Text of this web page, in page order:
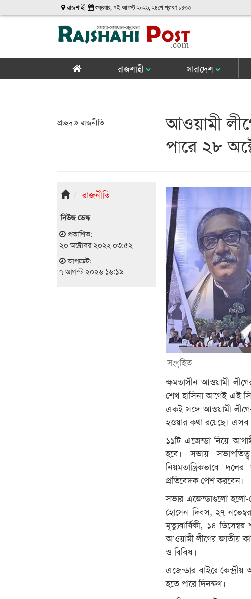
রাজশাহী শুক্রবার, ৭ই আগস্ট ২০২৬, ২৪শে শ্রাবণ ১৪৩৩
রাজশাহী সারাদেশ
প্রচ্ছদ রাজনীতি
আওয়ামী
পারে ২৮
রাজনীতি
নিউজ ডেস্ক
প্রকাশিত:
২০ অক্টোবর ২০২২ ০৩:৫২
আপডেট:
৭ আগস্ট ২০২৬ ১৬:১৯
সংগৃহিত
ক্ষমতাসীন আওয়ামী
শেখ হাসিনা আগেই এই
একই সঙ্গে আওয়ামী
হওয়ার কথা রয়েছে। এসব
১১টি এজেন্ডা নিয়ে
হবে। সভায়
নিয়মতান্ত্রিকভাবে
প্রতিবেদক পেশ করবেন।
সভার এজেন্ডাগুলো হলো-
হোসেন দিবস, ২৭
মৃত্যুবার্ষিকী, ১৪
আওয়ামী লীগের জাতীয়
ও বিবিধ।
এজেন্ডার বাইরে
হতে পারে দিনক্ষণ।